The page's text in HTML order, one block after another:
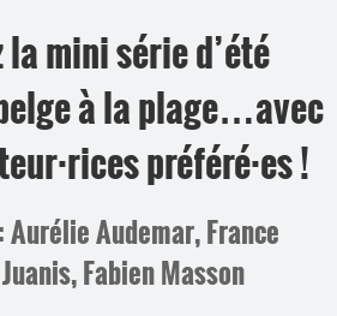
mini série d’été
à la plage…avec
·rices préféré·es !
Aurélie Audemar, France
Fabien Masson